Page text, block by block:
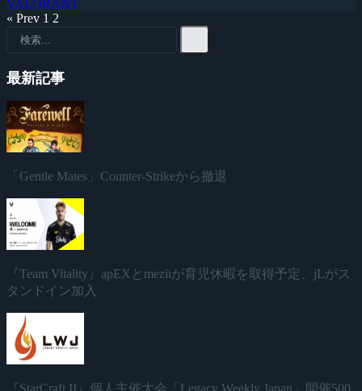
VALORANT
« Prev 1 2
最新記事
「Gentle Mates」Counter-Strikeから撤退
『Team Vitality』apEXとmeziiが育児休暇を取得予定、jLがス
タンドイン加入